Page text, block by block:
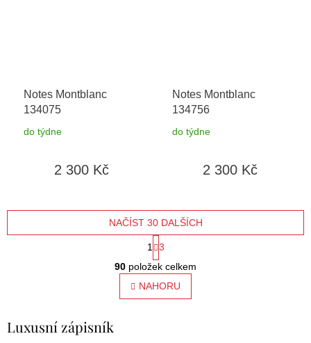
Notes Montblanc
134075
do týdne
2 300 Kč
Notes Montblanc
134756
do týdne
2 300 Kč
O
v
l
á
NAČÍST 30 DALŠÍCH
S
t
r
1
3
90 položek celkem
NAHORU
Luxusní zápisník